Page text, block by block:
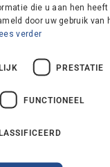
vrijdag).
FRENCH
SPANISH
die u aan hen heeft
door uw gebruik van
verder
PRESTATIE
FUNCTIONEEL